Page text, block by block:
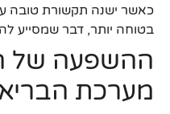
כאשר ישנה תקשורת טובה
בטוחה יותר, דבר שמסייע
ההשפעה של
מערכת